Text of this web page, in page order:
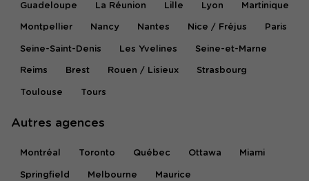
Guadeloupe La Réunion Lille Lyon Martinique
Montpellier Nancy Nantes Nice / Fréjus Paris
Seine-Saint-Denis Les Yvelines Seine-et-Marne
Reims Brest Rouen / Lisieux Strasbourg
Toulouse Tours
Autres agences
Montréal Toronto Québec Ottawa Miami
Springfield Melbourne Maurice